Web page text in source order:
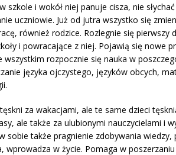
szkole i wokół niej panuje cisza, nie
uczniowie. Już od jutra wszystko się
również rodzice. Rozlegnie się pierwszy
i powracające z niej. Pojawią się nowe
wszystkim rozpocznie się nauka w
języka ojczystego, języków obcych,
za wakacjami, ale te same dzieci
ale także za ulubionymi nauczycielami i
sobie także pragnienie zdobywania
wprowadza w życie. Pomaga w